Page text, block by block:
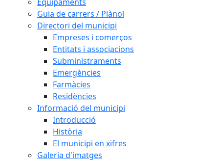
Guia de carrers / Plànol
Directori del municipi
Empreses i comerços
Entitats i associacions
Subministraments
Emergències
Farmàcies
Residències
Informació del municipi
Introducció
Història
El municipi en xifres
Galeria d'imatges